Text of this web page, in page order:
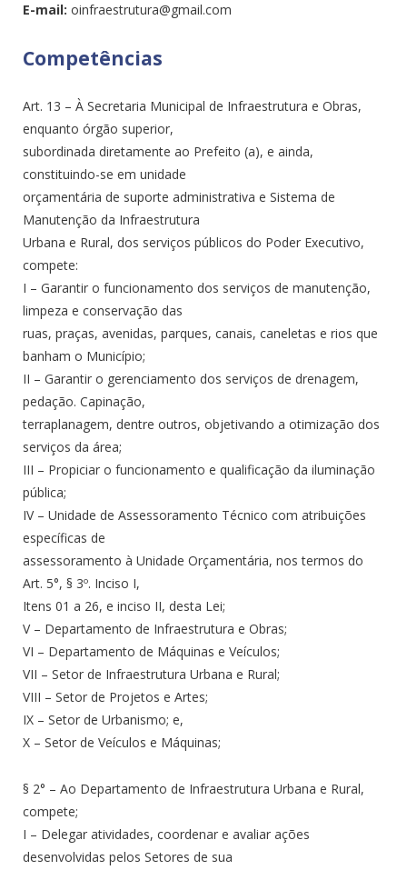
E-mail: oinfraestrutura@gmail.com
Competências
Art. 13 – À Secretaria Municipal de Infraestrutura e Obras,
enquanto órgão superior,
subordinada diretamente ao Prefeito (a), e ainda,
constituindo-se em unidade
orçamentária de suporte administrativa e Sistema de
Manutenção da Infraestrutura
Urbana e Rural, dos serviços públicos do Poder Executivo,
compete:
I – Garantir o funcionamento dos serviços de manutenção,
limpeza e conservação das
ruas, praças, avenidas, parques, canais, caneletas e rios que
banham o Município;
II – Garantir o gerenciamento dos serviços de drenagem,
pedação. Capinação,
terraplanagem, dentre outros, objetivando a otimização dos
serviços da área;
III – Propiciar o funcionamento e qualificação da iluminação
pública;
IV – Unidade de Assessoramento Técnico com atribuições
específicas de
assessoramento à Unidade Orçamentária, nos termos do
Art. 5°, § 3º. Inciso I,
Itens 01 a 26, e inciso II, desta Lei;
V – Departamento de Infraestrutura e Obras;
VI – Departamento de Máquinas e Veículos;
VII – Setor de Infraestrutura Urbana e Rural;
VIII – Setor de Projetos e Artes;
IX – Setor de Urbanismo; e,
X – Setor de Veículos e Máquinas;
§ 2° – Ao Departamento de Infraestrutura Urbana e Rural,
compete;
I – Delegar atividades, coordenar e avaliar ações
desenvolvidas pelos Setores de sua